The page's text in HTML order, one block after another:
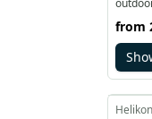
Dla
from